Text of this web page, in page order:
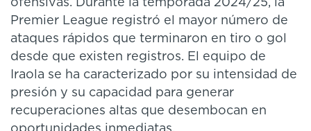
ofensivas. Durante la temporada 2024/25, la
Premier League registró el mayor número de
ataques rápidos que terminaron en tiro o gol
desde que existen registros. El equipo de
Iraola se ha caracterizado por su intensidad de
presión y su capacidad para generar
recuperaciones altas que desembocan en